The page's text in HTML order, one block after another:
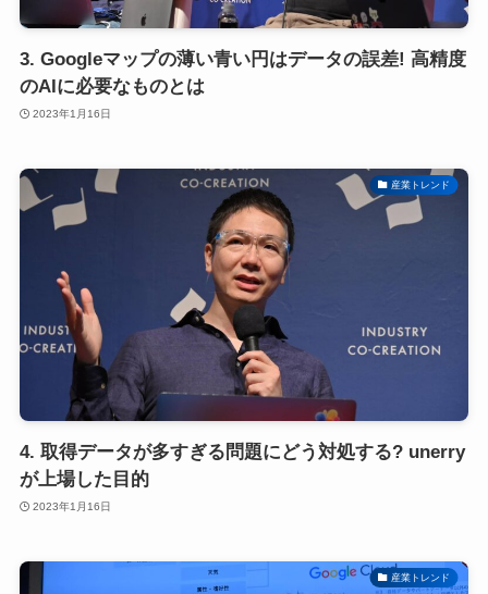
3. Googleマップの薄い青い円はデータの誤差! 高精度
のAIに必要なものとは
2023年1月16日
産業トレンド
4. 取得データが多すぎる問題にどう対処する? unerry
が上場した目的
2023年1月16日
産業トレンド